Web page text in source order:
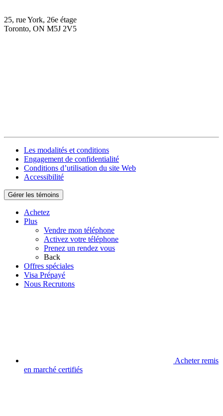
25, rue York, 26e étage
Toronto, ON M5J 2V5
Les modalités et conditions
Engagement de confidentialité
Conditions d’utilisation du site Web
Accessibilité
Gérer les témoins
Achetez
Plus
Vendre mon téléphone
Activez votre téléphone
Prenez un rendez vous
Back
Offres spéciales
Visa Prépayé
Nous Recrutons
Acheter remis
en marché certifiés